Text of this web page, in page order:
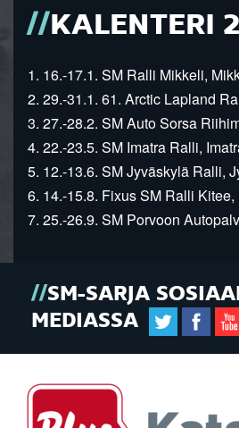
KALENTERI
1. 16.-17.1. SM Ralli Mikkeli,
2. 29.-31.1. 61. Arctic Lapland
3. 27.-28.2. SM Auto Sorsa
4. 22.-23.5. SM Imatra Ralli,
5. 12.-13.6. SM Jyväskylä Ralli,
6. 14.-15.8. Fixus SM Ralli Kitee,
7. 25.-26.9. SM Porvoon
SM-SARJA
MEDIASSA